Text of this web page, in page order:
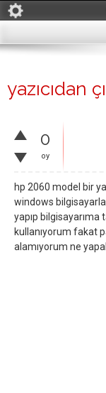
yazıcıdan
0
oy
hp 2060 model bir
windows bilgisayarla
yapıp bilgisayarıma
kullanıyorum fakat
alamıyorum ne